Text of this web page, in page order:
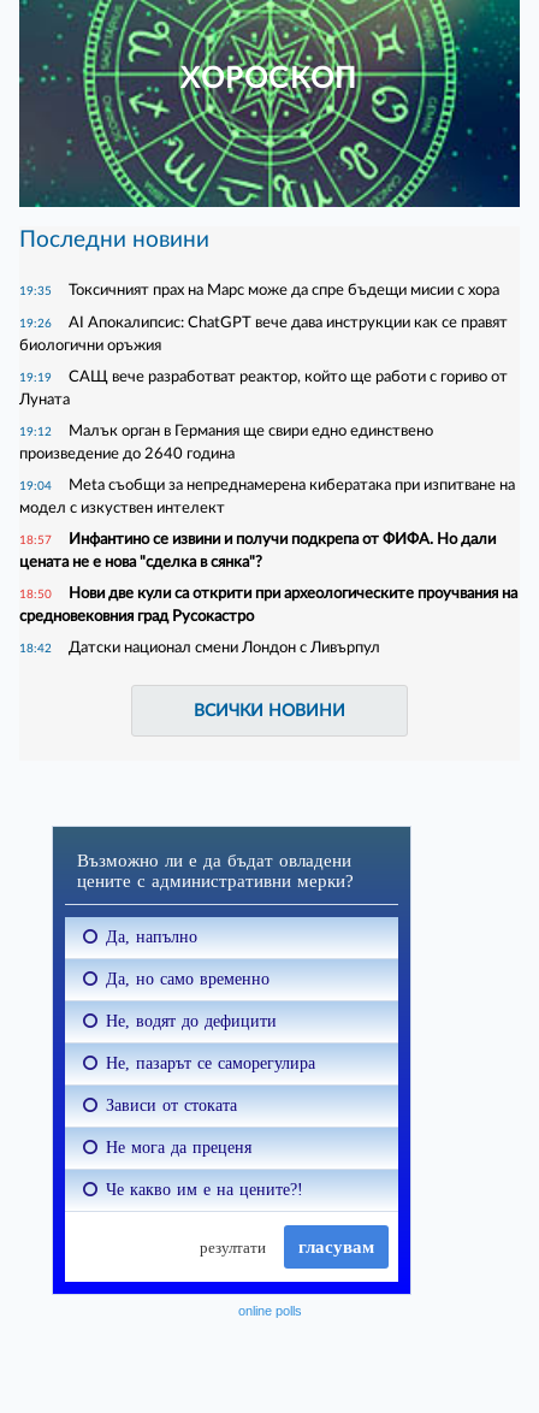
ХОРОСКОП
Последни новини
19:35 Токсичният прах на Марс може да спре бъдещи мисии с хора
19:26
AI Апокалипсис: ChatGPT вече дава инструкции как се правят
биологични оръжия
19:19
САЩ вече разработват реактор, който ще работи с гориво от
Луната
19:12
Малък орган в Германия ще свири едно единствено
произведение до 2640 година
19:04
Meta съобщи за непреднамерена кибератака при изпитване на
модел с изкуствен интелект
18:57
Инфантино се извини и получи подкрепа от ФИФА. Но дали
цената не е нова "сделка в сянка"?
18:50
Нови две кули са открити при археологическите проучвания на
средновековния град Русокастро
18:42 Датски национал смени Лондон с Ливърпул
ВСИЧКИ НОВИНИ
online polls